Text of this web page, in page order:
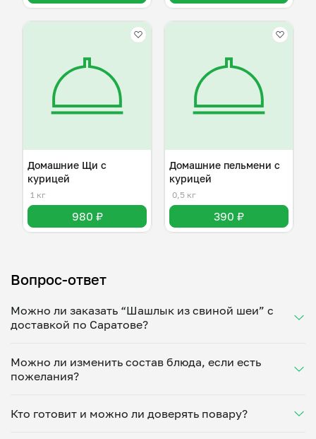
Домашние Щи с
курицей
1 кг
980 ₽
Домашние пельмени с
курицей
0,5 кг
390 ₽
Вопрос-ответ
Можно ли заказать “Шашлык из свиной шеи” с
доставкой по Саратове?
Укажите удобное время — и получите свежее
домашнее блюдо в большой порции прямо с плиты.
минут. Статус заказа отслеживайте в личном
кабинете, а с поваром можно связаться напрямую в
Можно ли изменить состав блюда, если есть
пожелания?
предпочтения: уберет специи, снизит количество
Кто готовит и можно ли доверять повару?